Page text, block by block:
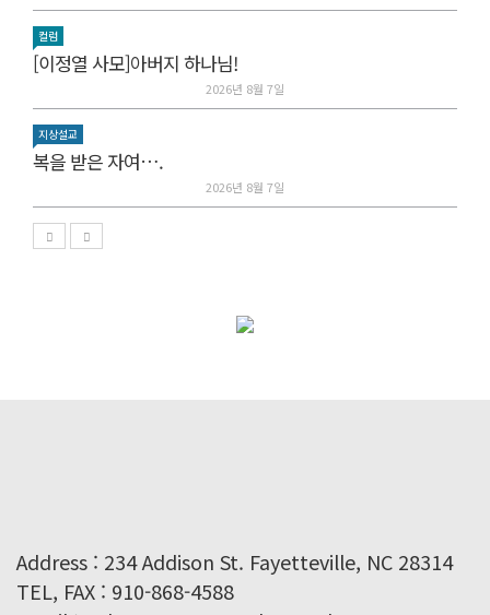
컬럼
[이정열 사모]아버지 하나님!
2026년 8월 7일
지상설교
복을 받은 자여….
2026년 8월 7일
Address : 234 Addison St. Fayetteville, NC 28314
TEL, FAX : 910-868-4588